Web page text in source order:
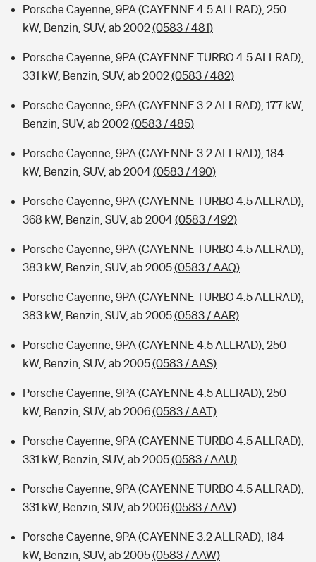
Sie haben Fragen?
Zur Übersicht
Tools
Kinderunfall-Check: Mehr Sicherheit für deine Kids
Sie haben Fragen?
Porsche Cayenne, 9PA (CAYENNE 4.5 ALLRAD), 250
kW, Benzin, SUV, ab 2002(0583 / 481)
Porsche Cayenne, 9PA (CAYENNE TURBO 4.5 ALLRAD),
331 kW, Benzin, SUV, ab 2002(0583 / 482)
Porsche Cayenne, 9PA (CAYENNE 3.2 ALLRAD), 177 kW,
Benzin, SUV, ab 2002(0583 / 485)
Porsche Cayenne, 9PA (CAYENNE 3.2 ALLRAD), 184
kW, Benzin, SUV, ab 2004(0583 / 490)
Porsche Cayenne, 9PA (CAYENNE TURBO 4.5 ALLRAD),
368 kW, Benzin, SUV, ab 2004(0583 / 492)
Porsche Cayenne, 9PA (CAYENNE TURBO 4.5 ALLRAD),
383 kW, Benzin, SUV, ab 2005(0583 / AAQ)
Porsche Cayenne, 9PA (CAYENNE TURBO 4.5 ALLRAD),
383 kW, Benzin, SUV, ab 2005(0583 / AAR)
Porsche Cayenne, 9PA (CAYENNE 4.5 ALLRAD), 250
kW, Benzin, SUV, ab 2005(0583 / AAS)
Porsche Cayenne, 9PA (CAYENNE 4.5 ALLRAD), 250
kW, Benzin, SUV, ab 2006(0583 / AAT)
Porsche Cayenne, 9PA (CAYENNE TURBO 4.5 ALLRAD),
331 kW, Benzin, SUV, ab 2005(0583 / AAU)
Porsche Cayenne, 9PA (CAYENNE TURBO 4.5 ALLRAD),
331 kW, Benzin, SUV, ab 2006(0583 / AAV)
Porsche Cayenne, 9PA (CAYENNE 3.2 ALLRAD), 184
kW, Benzin, SUV, ab 2005(0583 / AAW)